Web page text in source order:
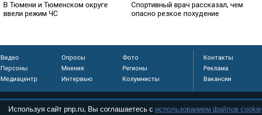
В Тюмени и Тюменском округе
ввели режим ЧС
Спортивный врач рассказал, чем
опасно резкое похудение
Видео Опросы
Фото
Персоны
Мнения
Регионы
Медиацентр
Интервью Колумнисты
Контакты
Реклама
Вакансии
Используя сайт pnp.ru, Вы соглашаетесь с использованием файлов cookie